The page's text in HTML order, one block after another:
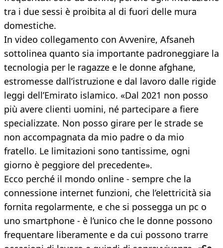
tra i due sessi è proibita al di fuori delle mura
domestiche.
In video collegamento con Avvenire, Afsaneh
sottolinea quanto sia importante padroneggiare la
tecnologia per le ragazze e le donne afghane,
estromesse dall’istruzione e dal lavoro dalle rigide
leggi dell’Emirato islamico. «Dal 2021 non posso
più avere clienti uomini, né partecipare a fiere
specializzate. Non posso girare per le strade se
non accompagnata da mio padre o da mio
fratello. Le limitazioni sono tantissime, ogni
giorno è peggiore del precedente».
Ecco perché il mondo online - sempre che la
connessione internet funzioni, che l’elettricità sia
fornita regolarmente, e che si possegga un pc o
uno smartphone - è l’unico che le donne possono
frequentare liberamente e da cui possono trarre